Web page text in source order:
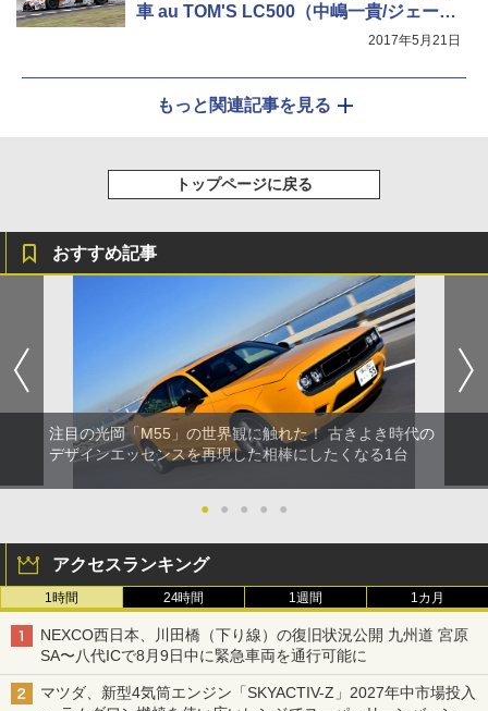
車 au TOM'S LC500（中嶋一貴/ジェーム
2017年5月21日
もっと関連記事を見る
トップページに戻る
おすすめ記事
注目の光岡「M55」の世界観に触れた！ 古きよき時代の
デザインエッセンスを再現した相棒にしたくなる1台
● ● ● ● ●
アクセスランキング
1時間 24時間 1週間 1カ月
NEXCO西日本、川田橋（下り線）の復旧状況公開 九州道 宮原
SA〜八代ICで8月9日中に緊急車両を通行可能に
マツダ、新型4気筒エンジン「SKYACTIV-Z」2027年中市場投入